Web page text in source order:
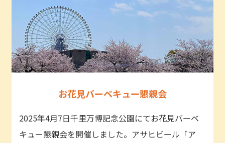
お花見バーベキュー懇親会
2025年4月7日千里万博記念公園にてお花見バーベ
キュー懇親会を開催しました。アサヒビール「ア